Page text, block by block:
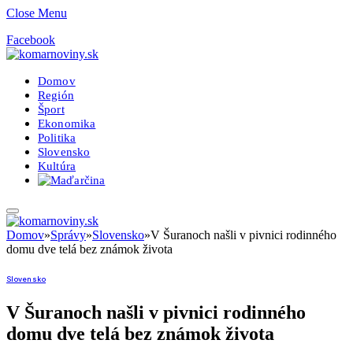
Close Menu
Facebook
Domov
Región
Šport
Ekonomika
Politika
Slovensko
Kultúra
Domov»Správy»Slovensko»V Šuranoch našli v pivnici rodinného
domu dve telá bez známok života
Slovensko
V Šuranoch našli v pivnici rodinného
domu dve telá bez známok života